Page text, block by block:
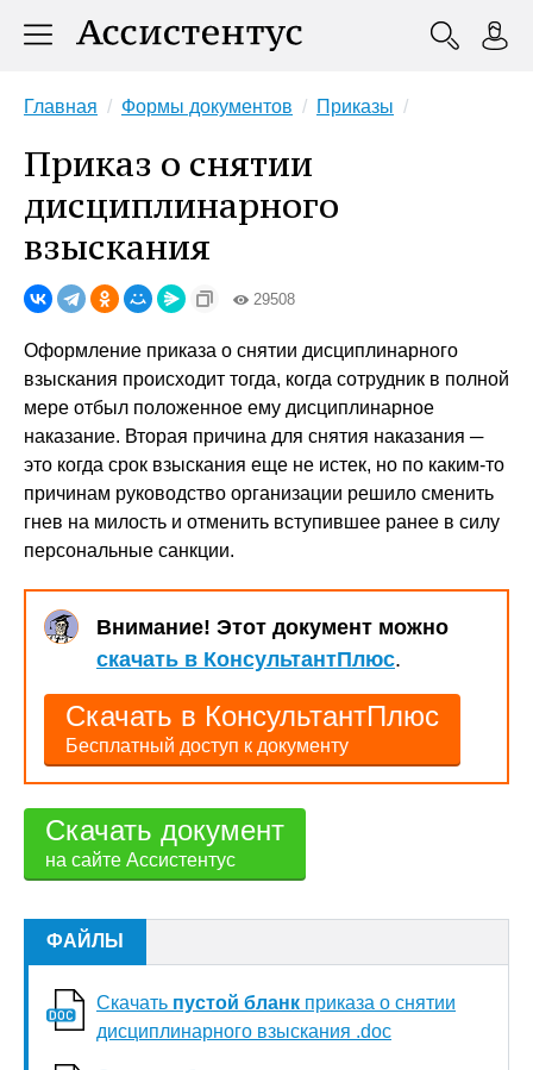
Главная Формы документов Приказы
Приказ о снятии
дисциплинарного
взыскания
29508
Оформление приказа о снятии дисциплинарного
взыскания происходит тогда, когда сотрудник в полной
мере отбыл положенное ему дисциплинарное
наказание. Вторая причина для снятия наказания ─
это когда срок взыскания еще не истек, но по каким-то
причинам руководство организации решило сменить
гнев на милость и отменить вступившее ранее в силу
персональные санкции.
Внимание! Этот документ можно
скачать в КонсультантПлюс.
Скачать в КонсультантПлюс
Бесплатный доступ к документу
Скачать документ
на сайте Ассистентус
ФАЙЛЫ
Скачать пустой бланк приказа о снятии
дисциплинарного взыскания .doc